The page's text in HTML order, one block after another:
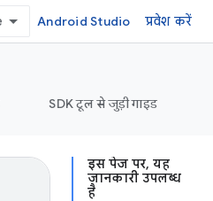
Android Studio प्रवेश करें
SDK टूल से जुड़ी गाइड
इस पेज पर, यह
जानकारी उपलब्ध
है